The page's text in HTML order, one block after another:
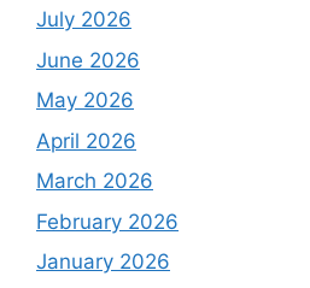
July 2026
June 2026
May 2026
April 2026
March 2026
February 2026
January 2026